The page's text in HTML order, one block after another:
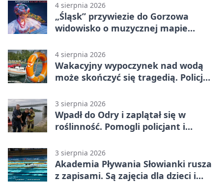
4 sierpnia 2026
„Śląsk” przywiezie do Gorzowa
widowisko o muzycznej mapie
4 sierpnia 2026
Wakacyjny wypoczynek nad wodą
może skończyć się tragedią. Policja
3 sierpnia 2026
Wpadł do Odry i zaplątał się w
roślinność. Pomogli policjant i
3 sierpnia 2026
Akademia Pływania Słowianki rusza
z zapisami. Są zajęcia dla dzieci i